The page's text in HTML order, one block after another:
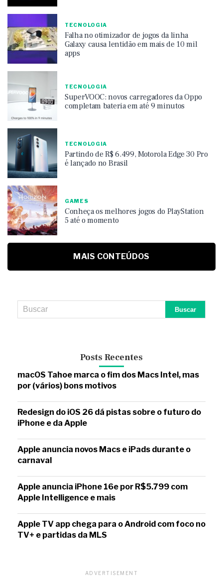
TECNOLOGIA
Falha no otimizador de jogos da linha
Galaxy causa lentidão em mais de 10 mil
apps
TECNOLOGIA
SuperVOOC: novos carregadores da Oppo
completam bateria em até 9 minutos
TECNOLOGIA
Partindo de R$ 6.499, Motorola Edge 30 Pro
é lançado no Brasil
GAMES
Conheça os melhores jogos do PlayStation
5 até o momento
MAIS CONTEÚDOS
Posts Recentes
macOS Tahoe marca o fim dos Macs Intel, mas
por (vários) bons motivos
Redesign do iOS 26 dá pistas sobre o futuro do
iPhone e da Apple
Apple anuncia novos Macs e iPads durante o
carnaval
Apple anuncia iPhone 16e por R$5.799 com
Apple Intelligence e mais
Apple TV app chega para o Android com foco no
TV+ e partidas da MLS
ADVERTISEMENT